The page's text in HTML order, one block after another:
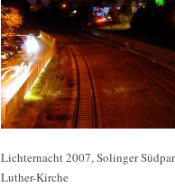
Lichternacht 2007, Solinger
Luther-Kirche